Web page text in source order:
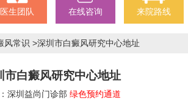
医生团队 在线咨询 来院路线
风常识 >深圳市白癜风研究中心地址
市白癜风研究中心地址
深圳益尚门诊部 绿色预约通道